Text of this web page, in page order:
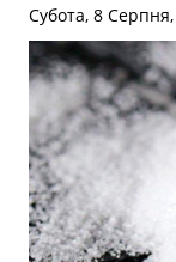
Субота, 8